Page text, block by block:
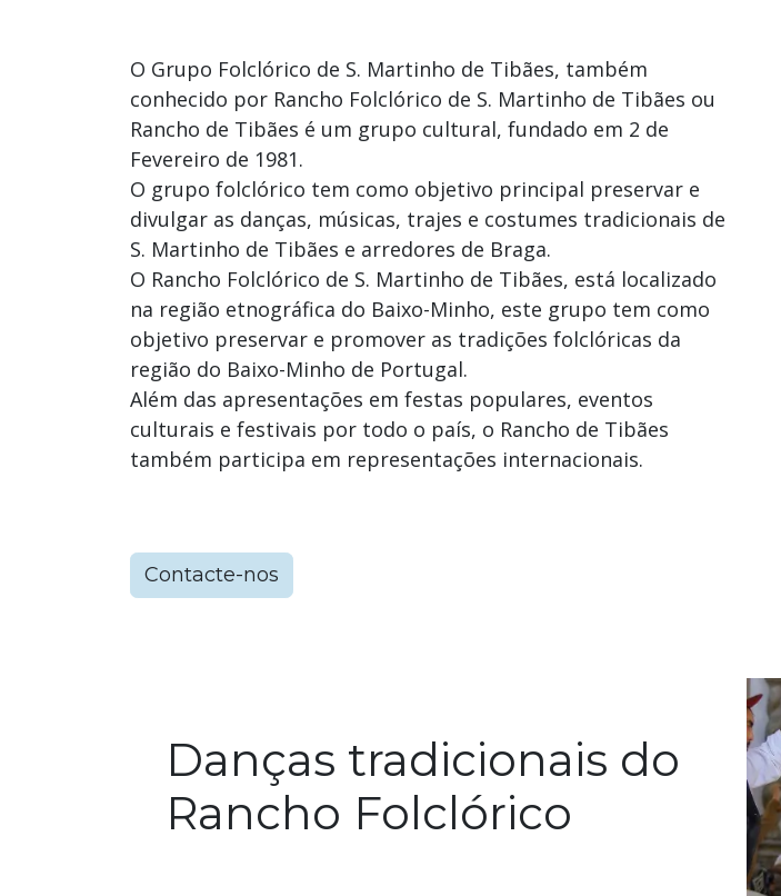
O Grupo Folclórico de S. Martinho de Tibães, também
conhecido por Rancho Folclórico de S. Martinho de Tibães ou
Rancho de Tibães é um grupo cultural, fundado em 2 de
Fevereiro de 1981.
O grupo folclórico tem como objetivo principal preservar e
divulgar as danças, músicas, trajes e costumes tradicionais de
S. Martinho de Tibães e arredores de Braga.
O Rancho Folclórico de S. Martinho de Tibães, está localizado
na região etnográfica do Baixo-Minho, este grupo tem como
objetivo preservar e promover as tradições folclóricas da
região do Baixo-Minho de Portugal.
Além das apresentações em festas populares, eventos
culturais e festivais por todo o país, o Rancho de Tibães
também participa em representações internacionais.
Contacte-nos
Danças tradicionais do
Rancho Folclórico